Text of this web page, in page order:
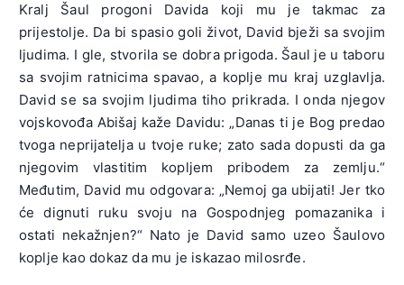
Kralj Šaul progoni Davida koji mu je takmac za
prijestolje. Da bi spasio goli život, David bježi sa svojim
ljudima. I gle, stvorila se dobra prigoda. Šaul je u taboru
sa svojim ratnicima spavao, a koplje mu kraj uzglavlja.
David se sa svojim ljudima tiho prikrada. I onda njegov
vojskovođa Abišaj kaže Davidu: „Danas ti je Bog predao
tvoga neprijatelja u tvoje ruke; zato sada dopusti da ga
njegovim vlastitim kopljem pribodem za zemlju.“
Međutim, David mu odgovara: „Nemoj ga ubijati! Jer tko
će dignuti ruku svoju na Gospodnjeg pomazanika i
ostati nekažnjen?“ Nato je David samo uzeo Šaulovo
koplje kao dokaz da mu je iskazao milosrđe.